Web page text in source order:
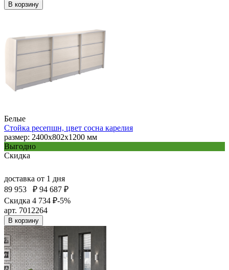
В корзину
Белые
Стойка ресепшн, цвет сосна карелия
размер: 2400х802х1200 мм
Выгодно
Скидка
доставка от 1 дня
89 953
₽ 94 687 ₽
Скидка 4 734 ₽-5%
арт. 7012264
В корзину